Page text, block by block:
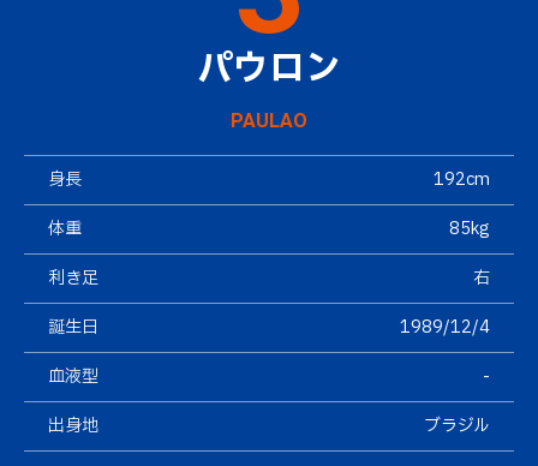
パウロン
PAULAO
身長
192cm
体重
85kg
利き足
右
誕生日
1989/12/4
血液型
-
出身地
ブラジル